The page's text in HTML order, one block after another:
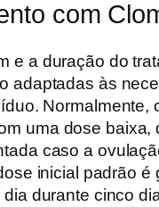
com
e a duração do
adaptadas às
Normalmente,
uma dose baixa,
caso a
inicial padrão é
dia durante cinco